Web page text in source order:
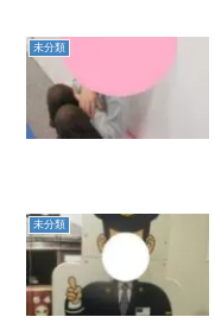
未分類
未分類